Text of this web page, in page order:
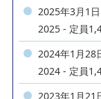
2025年3月1
2025 - 定員
2024年1月28
2024 - 定員
2023年1月21